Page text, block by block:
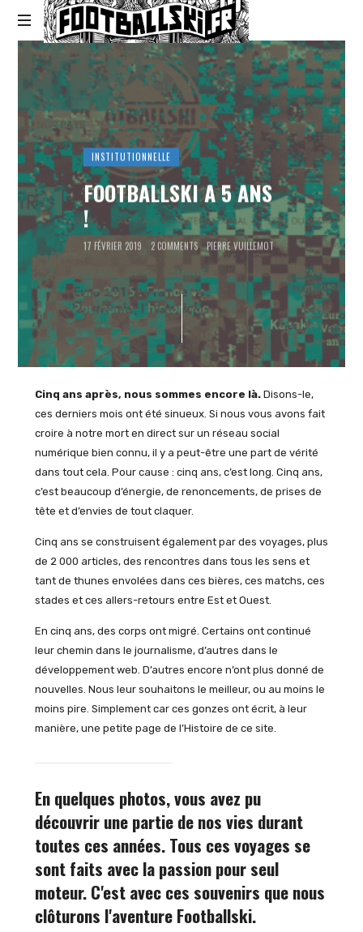
Footballski
Le
football
d'Europe
centrale
et
d'Europe
de
l'Est
INSTITUTIONNELLE
FOOTBALLSKI A 5 ANS
!
17 FÉVRIER 2019 2 COMMENTS PIERRE VUILLEMOT
Cinq ans après, nous sommes encore là.Disons-le,
ces derniers mois ont été sinueux. Si nous vous avons fait
croire à notre mort en direct sur un réseau social
numérique bien connu, il y a peut-être une part de vérité
dans tout cela. Pour cause : cinq ans, c’est long. Cinq ans,
c’est beaucoup d’énergie, de renoncements, de prises de
tête et d’envies de tout claquer.
Cinq ans se construisent également par des voyages, plus
de 2 000 articles, des rencontres dans tous les sens et
tant de thunes envolées dans ces bières, ces matchs, ces
stades et ces allers-retours entre Est et Ouest.
En cinq ans, des corps ont migré. Certains ont continué
leur chemin dans le journalisme, d’autres dans le
développement web. D’autres encore n’ont plus donné de
nouvelles. Nous leur souhaitons le meilleur, ou au moins le
moins pire. Simplement car ces gonzes ont écrit, à leur
manière, une petite page de l’Histoire de ce site.
En quelques photos, vous avez pu
découvrir une partie de nos vies durant
toutes ces années. Tous ces voyages se
sont faits avec la passion pour seul
moteur. C'est avec ces souvenirs que nous
clôturons l'aventure Footballski.